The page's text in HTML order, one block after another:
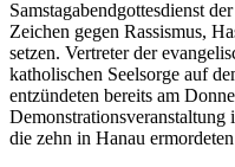
Samstagabendgottesdienst
Zeichen gegen Rassismus,
setzen. Vertreter der
katholischen Seelsorge auf
entzündeten bereits am
die zehn in Hanau